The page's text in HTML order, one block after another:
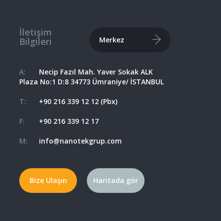
İletişim
Bilgileri Merkez
A:
Necip Fazıl Mah. Yaver Sokak ALK
Plaza No:1 D:8 34773 Ümraniye/ İSTANBUL
T: +90 216 339 12 12 (Pbx)
F: +90 216 339 12 17
M: info@nanotekgrup.com
Bize Ulaşın Haritada gör